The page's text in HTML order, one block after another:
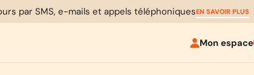
par SMS, e-mails et appels téléphoniquesEN SAVOIR PLUS
Mon espace